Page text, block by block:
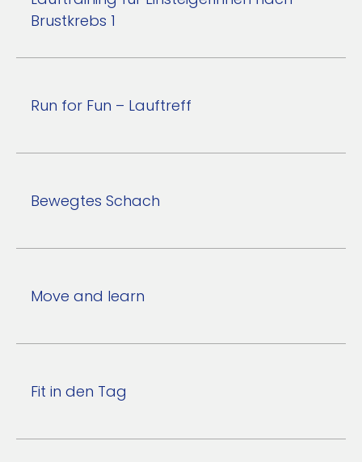
Brustkrebs 1
Run for Fun – Lauftreff
Bewegtes Schach
Move and learn
Fit in den Tag